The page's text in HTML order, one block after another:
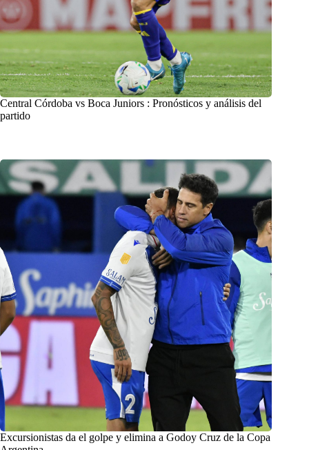
Central Córdoba vs Boca Juniors : Pronósticos y análisis del
partido
Excursionistas da el golpe y elimina a Godoy Cruz de la Copa